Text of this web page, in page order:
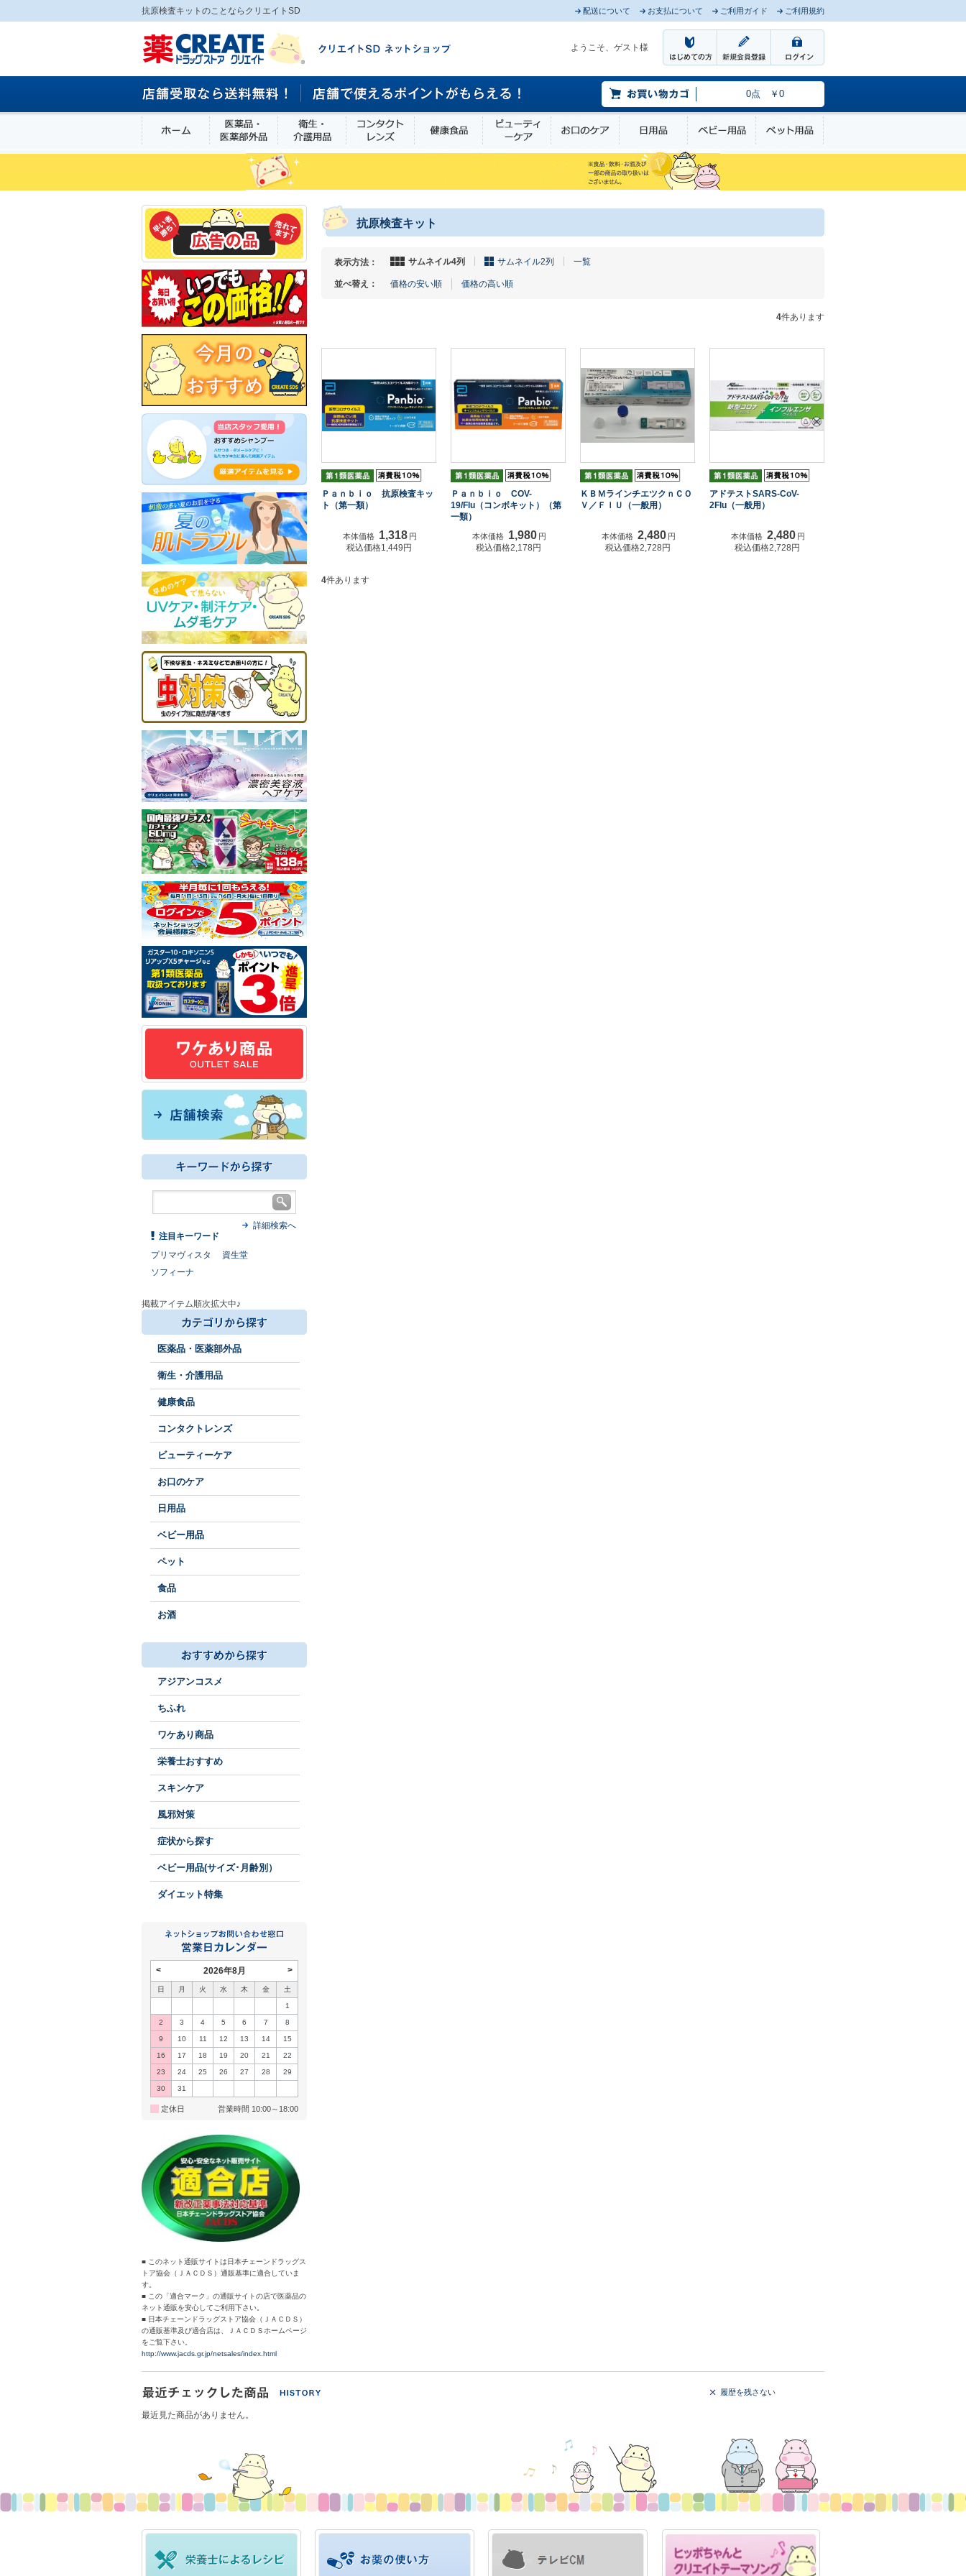
抗原検査キットのことならクリエイトSD 配送について お支払について ご利用ガイド ご利用規約
ようこそ、ゲスト様
0点 ￥0
ホーム 医薬品・医薬部外品衛生・介護用品 コンタクトレンズ健康食品 ビューティーケアお口のケア 日用品 ベビー用品 ペット用品
抗原検査キット
表示方法： サムネイル4列 サムネイル2列 一覧
並べ替え： 価格の安い順 価格の高い順
4件あります
Ｐａｎｂｉｏ 抗原検査キッ
ト（第一類）
本体価格 1,318 円
税込価格1,449円
Ｐａｎｂｉｏ COV-
19/Flu（コンボキット）（第
一類）
本体価格 1,980 円
税込価格2,178円
ＫＢＭラインチエツクｎＣＯ
Ｖ／ＦｌＵ（一般用）
本体価格 2,480 円
税込価格2,728円
アドテストSARS-CoV-
2Flu（一般用）
本体価格 2,480 円
税込価格2,728円
4件あります
詳細検索へ
注目キーワード
プリマヴィスタ
資生堂
ソフィーナ
掲載アイテム順次拡大中♪
医薬品・医薬部外品
衛生・介護用品
健康食品
コンタクトレンズ
ビューティーケア
お口のケア
日用品
ベビー用品
ペット
食品
お酒
アジアンコスメ
ちふれ
ワケあり商品
栄養士おすすめ
スキンケア
風邪対策
症状から探す
ベビー用品(サイズ･月齢別）
ダイエット特集
< >
2026年8月
日 月 火 水 木 金 土
1
2 3 4 5 6 7 8
9 10 11 12 13 14 15
16 17 18 19 20 21 22
23 24 25 26 27 28 29
30 31
定休日 営業時間 10:00～18:00
■ このネット通販サイトは日本チェーンドラッグス
トア協会（ＪＡＣＤＳ）通販基準に適合していま
す。
■ この「適合マーク」の通販サイトの店で医薬品の
ネット通販を安心してご利用下さい。
■ 日本チェーンドラッグストア協会（ＪＡＣＤＳ）
の通販基準及び適合店は、ＪＡＣＤＳホームページ
をご覧下さい。
http://www.jacds.gr.jp/netsales/index.html
履歴を残さない
最近見た商品がありません。